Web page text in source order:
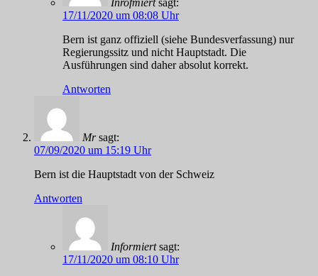
17/11/2020 um 08:08 Uhr
Bern ist ganz offiziell (siehe Bundesverfassung) nur
Regierungssitz und nicht Hauptstadt. Die
Ausführungen sind daher absolut korrekt.
Antworten
Mr sagt:
07/09/2020 um 15:19 Uhr
Bern ist die Hauptstadt von der Schweiz
Antworten
Informiert sagt:
17/11/2020 um 08:10 Uhr